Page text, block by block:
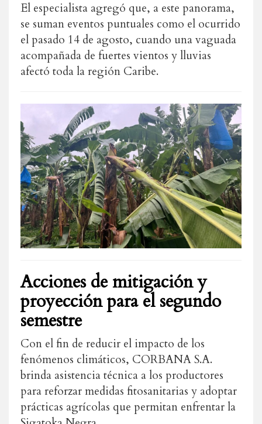
El especialista agregó que, a este panorama,
se suman eventos puntuales como el ocurrido
el pasado 14 de agosto, cuando una vaguada
acompañada de fuertes vientos y lluvias
afectó toda la región Caribe.
Acciones de mitigación y
proyección para el segundo
semestre
Con el fin de reducir el impacto de los
fenómenos climáticos, CORBANA S.A.
brinda asistencia técnica a los productores
para reforzar medidas fitosanitarias y adoptar
prácticas agrícolas que permitan enfrentar la